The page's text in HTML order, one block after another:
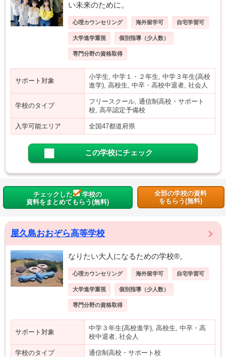
い未来のために。
心理カウンセリング 海外留学可 自宅学習可
大学進学重視 個別指導（少人数）
専門分野の資格取得
サポート対象
小学生, 中学１・２年生, 中学３年生(高校
進学), 高校生, 中卒・高校中退者, 社会人
学校のタイプ
フリースクール, 通信制高校・サポート
校, 高卒認定予備校
入学可能エリア 全国47都道府県
この学校にチェック
チェックした
学校の
資料をまとめてもらう(無料)
全部の学校の資料
をもらう(無料)
屋久島おおぞら高等学校
なりたい大人になるための学校®。
心理カウンセリング 海外留学可 自宅学習可
大学進学重視 個別指導（少人数）
専門分野の資格取得
サポート対象
中学３年生(高校進学), 高校生, 中卒・高
校中退者, 社会人
学校のタイプ 通信制高校・サポート校